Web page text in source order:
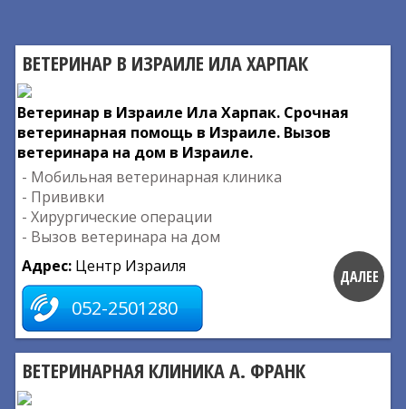
ВЕТЕРИНАР В ИЗРАИЛЕ ИЛА ХАРПАК
Ветеринар в Израиле Ила Харпак. Срочная
ветеринарная помощь в Израиле. Вызов
ветеринара на дом в Израиле.
- Мобильная ветеринарная клиника
- Прививки
- Хирургические операции
- Вызов ветеринара на дом
Адрес: Центр Израиля
052-2501280
ДАЛЕЕ
ВЕТЕРИНАРНАЯ КЛИНИКА А. ФРАНК